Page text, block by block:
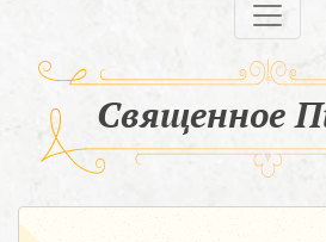
Священное